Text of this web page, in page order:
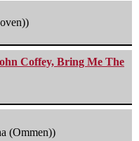
Coffey, Bring Me The
(Ommen))